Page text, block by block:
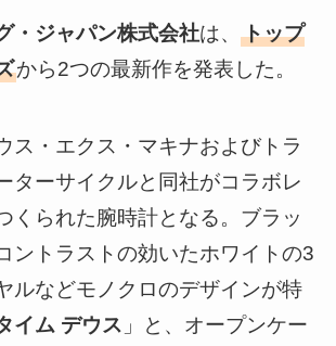
・ジャパン株式会社は、 トップ
から2つの最新作を発表した。
ス・エクス・マキナおよびトラ
ターサイクルと同社がコラボレ
くられた腕時計となる。ブラッ
ントラストの効いたホワイトの3
ルなどモノクロのデザインが特
イム デウス 」と、オープンケー